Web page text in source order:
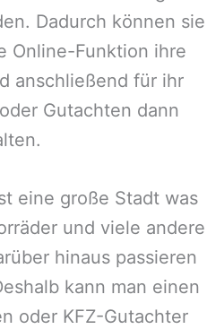
Dadurch können sie
Online-Funktion ihre
anschließend für ihr
Gutachten dann
eine große Stadt was
und viele andere
hinaus passieren
kann man einen
oder KFZ-Gutachter